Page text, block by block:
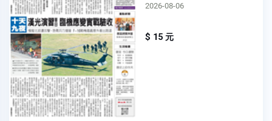
2026-08-06
$ 15 元